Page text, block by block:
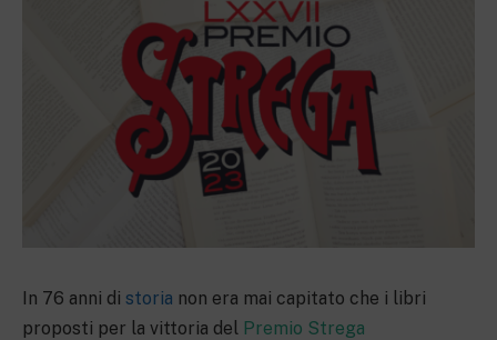
In 76 anni di storia non era mai capitato che i libri
proposti per la vittoria del Premio Strega